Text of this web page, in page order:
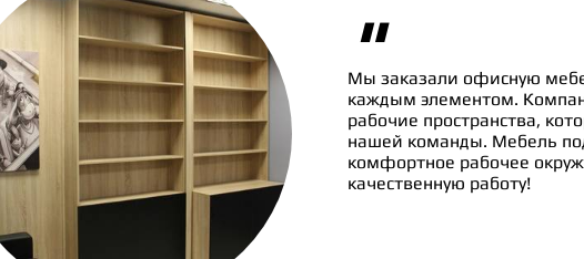
"
Мы заказали офисную
каждым элементом.
рабочие пространства,
нашей команды. Мебель
комфортное рабочее
качественную работу!